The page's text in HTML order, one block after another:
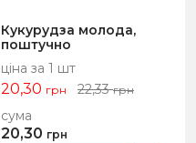
Кукурудза молода,
поштучно
ціна за 1 шт
20,30 грн 22,33грн
сума
20,30 грн